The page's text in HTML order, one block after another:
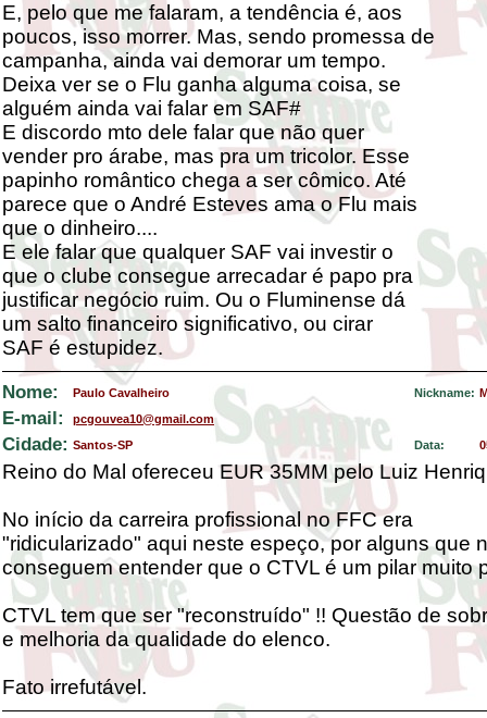
E, pelo que me falaram, a tendência é, aos
poucos, isso morrer. Mas, sendo promessa de
campanha, ainda vai demorar um tempo.
Deixa ver se o Flu ganha alguma coisa, se
alguém ainda vai falar em SAF#
E discordo mto dele falar que não quer
vender pro árabe, mas pra um tricolor. Esse
papinho romântico chega a ser cômico. Até
parece que o André Esteves ama o Flu mais
que o dinheiro....
E ele falar que qualquer SAF vai investir o
que o clube consegue arrecadar é papo pra
justificar negócio ruim. Ou o Fluminense dá
um salto financeiro significativo, ou cirar
SAF é estupidez.
Nome: Paulo Cavalheiro Nickname:
E-mail: pcgouvea10@gmail.com
Cidade: Santos-SP Data:
Reino do Mal ofereceu EUR 35MM pelo Luiz
No início da carreira profissional no FFC era
"ridicularizado" aqui neste espeço, por alguns que
conseguem entender que o CTVL é um pilar muito
CTVL tem que ser "reconstruído" !! Questão de
e melhoria da qualidade do elenco.
Fato irrefutável.